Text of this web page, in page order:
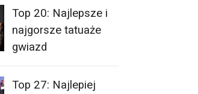
Top 20: Najlepsze i
najgorsze tatuaże
gwiazd
Top 27: Najlepiej